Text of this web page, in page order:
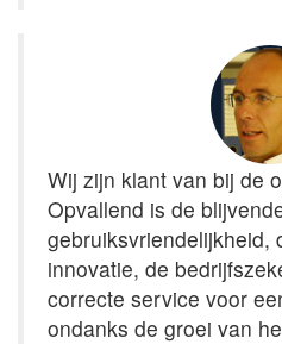
Wij zijn klant van bij de
Opvallend is de
gebruiksvriendelijkheid,
innovatie, de
correcte service voor
ondanks de groei van